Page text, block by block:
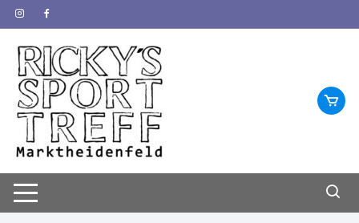
Zum
Inhalt
springen